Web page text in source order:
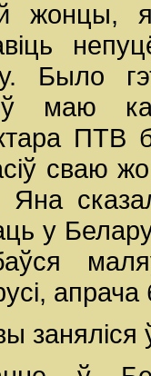
жонцы,
Было
маю
ПТВ
сваю
Яна
у
апрача
заняліся